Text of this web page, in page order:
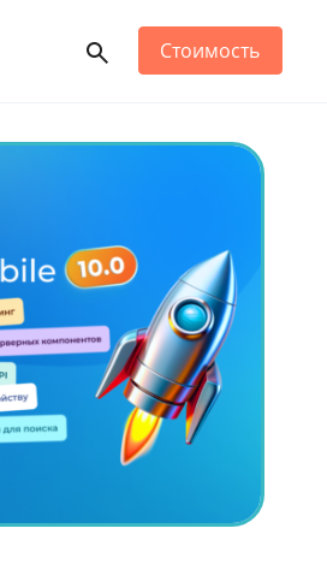
Стоимость